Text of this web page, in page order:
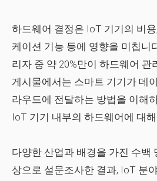
하드웨어 결정은 IoT 기기의 비
케이션 기능 등에 영향을 미칩니
리자 중 약 20%만이 하드웨어 관
게시물에서는 스마트 기기가 데
라우드에 전달하는 방법을 이해
IoT 기기 내부의 하드웨어에 대
다양한 산업과 배경을 가진 수백
상으로 설문조사한 결과, IoT 분